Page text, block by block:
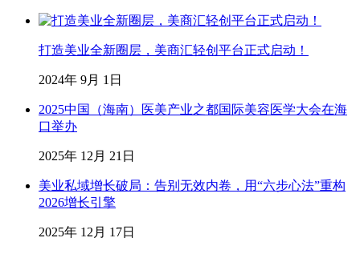
打造美业全新圈层，美商汇轻创平台正式启动！
2024年 9月 1日
2025中国（海南）医美产业之都国际美容医学大会在海
口举办
2025年 12月 21日
美业私域增长破局：告别无效内卷，用“六步心法”重构
2026增长引擎
2025年 12月 17日